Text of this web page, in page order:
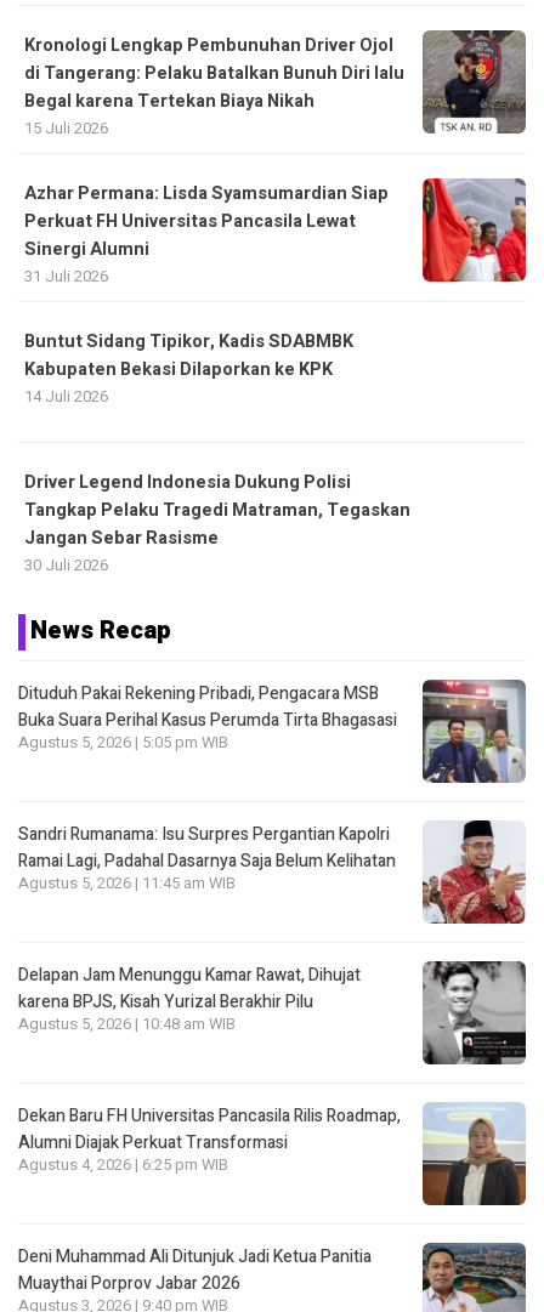
Kronologi Lengkap Pembunuhan Driver Ojol
di Tangerang: Pelaku Batalkan Bunuh Diri lalu
Begal karena Tertekan Biaya Nikah
15 Juli 2026
Azhar Permana: Lisda Syamsumardian Siap
Perkuat FH Universitas Pancasila Lewat
Sinergi Alumni
31 Juli 2026
Buntut Sidang Tipikor, Kadis SDABMBK
Kabupaten Bekasi Dilaporkan ke KPK
14 Juli 2026
Driver Legend Indonesia Dukung Polisi
Tangkap Pelaku Tragedi Matraman, Tegaskan
Jangan Sebar Rasisme
30 Juli 2026
News Recap
Dituduh Pakai Rekening Pribadi, Pengacara MSB
Buka Suara Perihal Kasus Perumda Tirta Bhagasasi
Agustus 5, 2026 | 5:05 pm WIB
Sandri Rumanama: Isu Surpres Pergantian Kapolri
Ramai Lagi, Padahal Dasarnya Saja Belum Kelihatan
Agustus 5, 2026 | 11:45 am WIB
Delapan Jam Menunggu Kamar Rawat, Dihujat
karena BPJS, Kisah Yurizal Berakhir Pilu
Agustus 5, 2026 | 10:48 am WIB
Dekan Baru FH Universitas Pancasila Rilis Roadmap,
Alumni Diajak Perkuat Transformasi
Agustus 4, 2026 | 6:25 pm WIB
Deni Muhammad Ali Ditunjuk Jadi Ketua Panitia
Muaythai Porprov Jabar 2026
Agustus 3, 2026 | 9:40 pm WIB